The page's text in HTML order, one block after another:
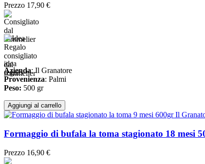
Prezzo 17,90 €
consigliato
dal
sommelier
idea
regalo
Azienda: Il Granatore
Provenienza: Palmi
Peso: 500 gr
Aggiungi al carrello
Formaggio di bufala la toma stagionato 18 mesi
Prezzo 16,90 €